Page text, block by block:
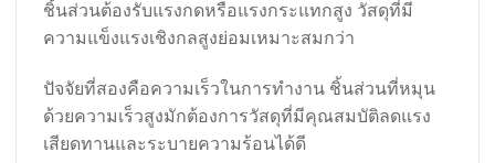
ชิ้นส่วนต้องรับแรงกดหรือแรงกระแทกสูง วัสดุที่มี
ความแข็งแรงเชิงกลสูงย่อมเหมาะสมกว่า
ปัจจัยที่สองคือความเร็วในการทำงาน ชิ้นส่วนที่หมุน
ด้วยความเร็วสูงมักต้องการวัสดุที่มีคุณสมบัติลดแรง
เสียดทานและระบายความร้อนได้ดี